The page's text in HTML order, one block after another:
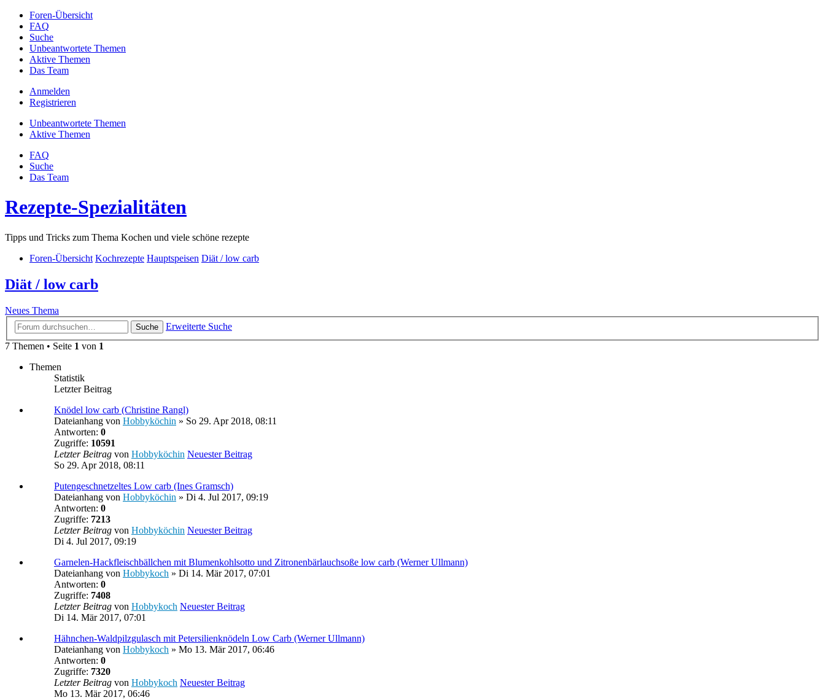
Foren-Übersicht
FAQ
Suche
Unbeantwortete Themen
Aktive Themen
Das Team
Anmelden
Registrieren
Unbeantwortete Themen
Aktive Themen
FAQ
Suche
Das Team
Rezepte-Spezialitäten
Tipps und Tricks zum Thema Kochen und viele schöne rezepte
Foren-Übersicht Kochrezepte Hauptspeisen Diät / low carb
Diät / low carb
Neues Thema
Suche
Erweiterte Suche
7 Themen • Seite 1 von 1
Themen
Statistik
Letzter Beitrag
Knödel low carb (Christine Rangl)
Dateianhang von Hobbyköchin » So 29. Apr 2018, 08:11
Antworten: 0
Zugriffe: 10591
Letzter Beitrag von Hobbyköchin Neuester Beitrag
So 29. Apr 2018, 08:11
Putengeschnetzeltes Low carb (Ines Gramsch)
Dateianhang von Hobbyköchin » Di 4. Jul 2017, 09:19
Antworten: 0
Zugriffe: 7213
Letzter Beitrag von Hobbyköchin Neuester Beitrag
Di 4. Jul 2017, 09:19
Garnelen-Hackfleischbällchen mit Blumenkohlsotto und Zitronenbärlauchsoße low carb (Werner Ullmann)
Dateianhang von Hobbykoch » Di 14. Mär 2017, 07:01
Antworten: 0
Zugriffe: 7408
Letzter Beitrag von Hobbykoch Neuester Beitrag
Di 14. Mär 2017, 07:01
Hähnchen-Waldpilzgulasch mit Petersilienknödeln Low Carb (Werner Ullmann)
Dateianhang von Hobbykoch » Mo 13. Mär 2017, 06:46
Antworten: 0
Zugriffe: 7320
Letzter Beitrag von Hobbykoch Neuester Beitrag
Mo 13. Mär 2017, 06:46